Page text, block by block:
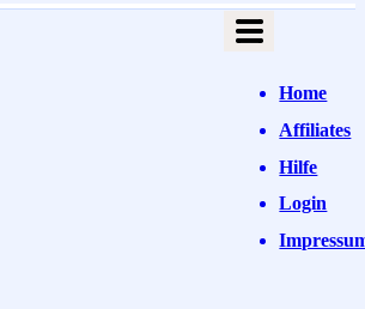
Home
Affiliates
Hilfe
Login